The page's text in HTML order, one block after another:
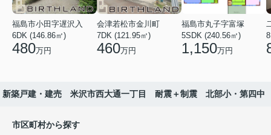
福島市小田字遅沢入
6DK (146.86㎡)
480万円
会津若松市金川町
7DK (121.95㎡)
460万円
福島市丸子字富塚
5SDK (240.56㎡)
1,150万円
新築戸建・建売 米沢市西大通一丁目 耐震＋制震 北部小・第四中
市区町村から探す